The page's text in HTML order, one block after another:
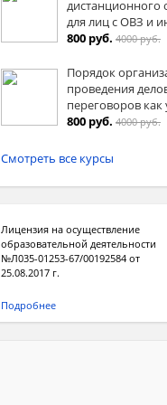
дистанционного
для лиц с ОВЗ и
800 руб. 4000 руб.
Порядок
проведения
переговоров как
800 руб. 4000 руб.
Смотреть все курсы
Лицензия на осуществление
образовательной деятельности
№Л035-01253-67/00192584 от
25.08.2017 г.
Подробнее